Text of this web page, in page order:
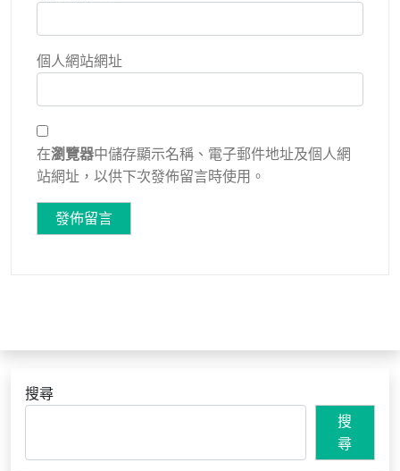
個人網站網址
在瀏覽器中儲存顯示名稱、電子郵件地址及個人網
站網址，以供下次發佈留言時使用。
搜尋
搜
尋